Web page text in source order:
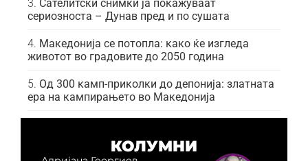
Сателитски снимки ја покажуваат
сериозноста – Дунав пред и по сушата
Македонија се потопла: како ќе изгледа
животот во градовите до 2050 година
Од 300 камп-приколки до депонија: златната
ера на кампирањето во Македонија
КОЛУМНИ